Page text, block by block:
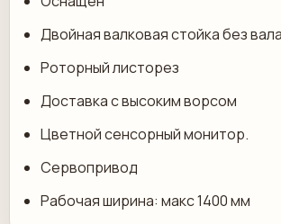
Двойная валковая стойка без вала
Роторный листорез
Доставка с высоким ворсом
Цветной сенсорный монитор.
Сервопривод
Рабочая ширина: макс 1400 мм